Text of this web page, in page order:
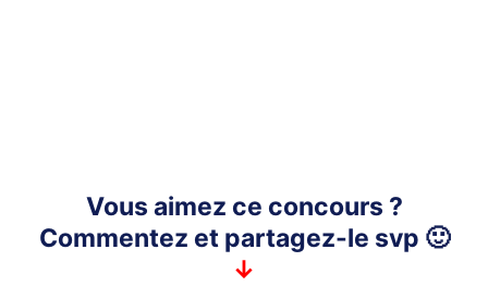
Vous aimez ce concours ?
Commentez et partagez-le svp 🙂
↓